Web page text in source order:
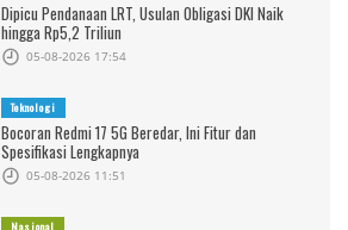
Dipicu Pendanaan LRT, Usulan Obligasi DKI Naik
hingga Rp5,2 Triliun
05-08-2026 17:54
Teknologi
Bocoran Redmi 17 5G Beredar, Ini Fitur dan
Spesifikasi Lengkapnya
05-08-2026 11:51